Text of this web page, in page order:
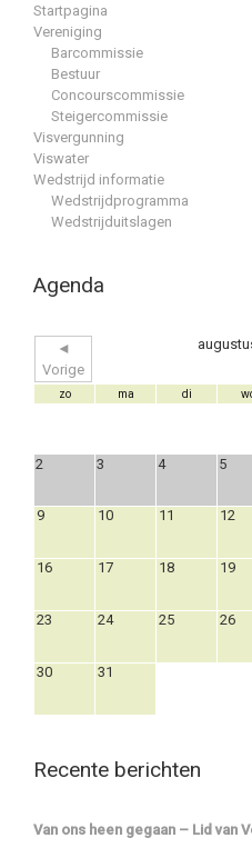
Startpagina
Vereniging
Barcommissie
Bestuur
Concourscommissie
Steigercommissie
Visvergunning
Viswater
Wedstrijd informatie
Wedstrijdprogramma
Wedstrijduitslagen
Agenda
◄
Vorige
zo ma di
2 3 4 5
9 10 11 12
16 17 18 19
23 24 25 26
30 31
Recente berichten
Van ons heen gegaan – Lid van